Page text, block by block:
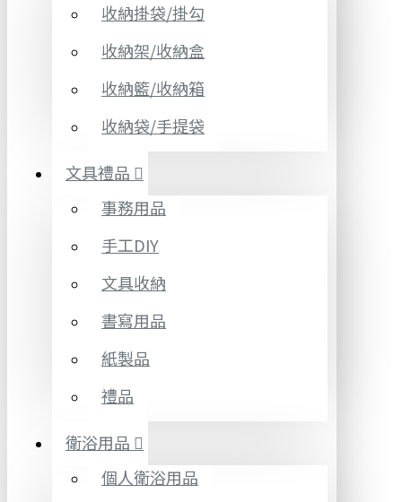
收納掛袋/掛勾
收納架/收納盒
收納籃/收納箱
收納袋/手提袋
文具禮品
事務用品
手工DIY
文具收納
書寫用品
紙製品
禮品
衛浴用品
個人衛浴用品